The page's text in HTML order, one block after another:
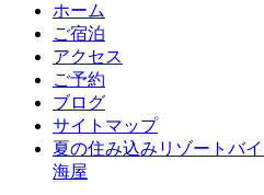
ホーム
ご宿泊
アクセス
ご予約
ブログ
サイトマップ
夏の住み込みリゾートバ
海屋